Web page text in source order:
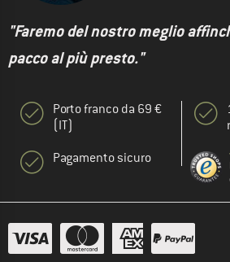
"Faremo del nostro meglio
pacco al più presto."
Porto franco da 69 €
(IT)
Pagamento sicuro